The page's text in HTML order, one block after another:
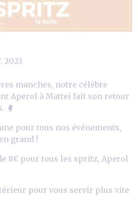
2023
manches, notre célèbre
Aperol à Mattei fait son retour
🥊
pour tous nos événements,
grand !
8€ pour tous les spritz, Aperol
pour vous servir plus vite